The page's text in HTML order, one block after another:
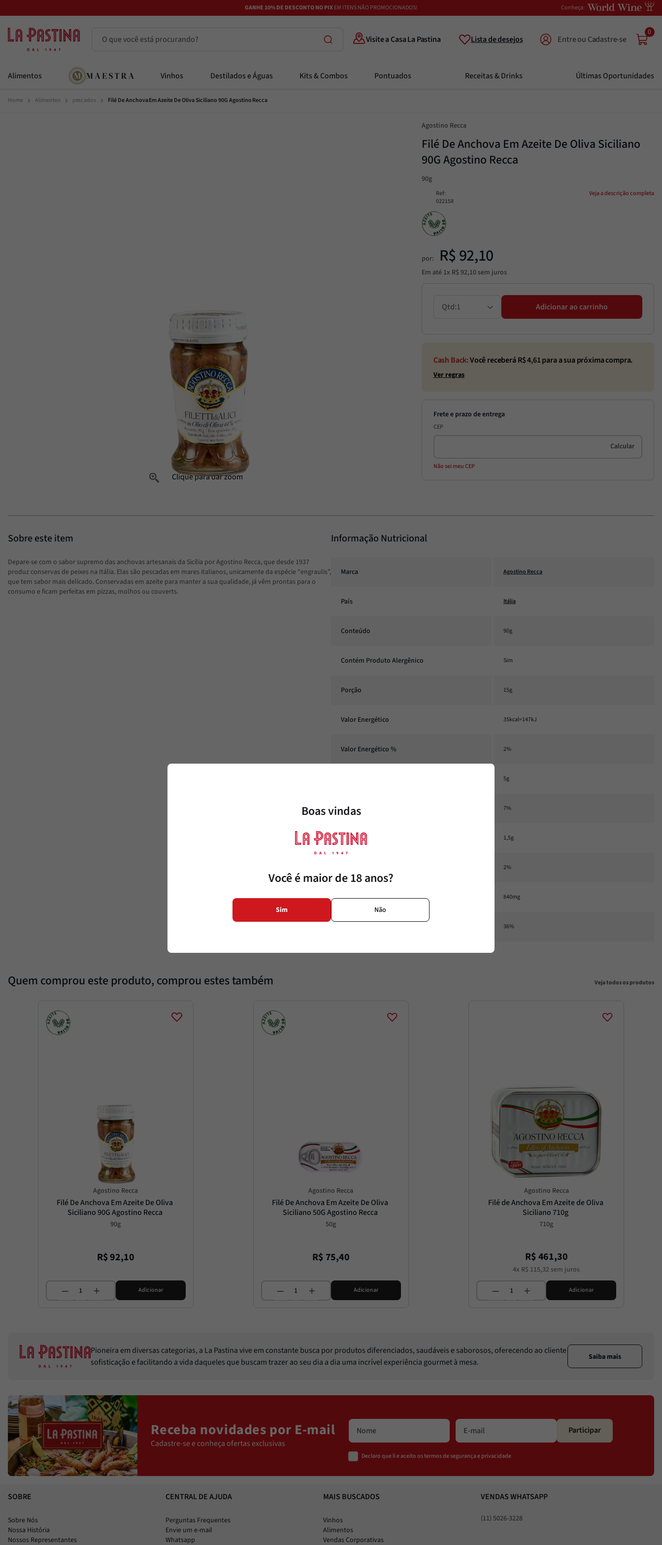
Conheça:
GANHE 10% DE DESCONTO NO PIXEM ITENS NÃO PROMOCIONADOS!
Visite a Casa La Pastina Lista de desejos
0
Alimentos Vinhos Destilados e Águas Kits & Combos Pontuados Receitas & Drinks Últimas Oportunidades
Alimentos pescados Filé De Anchova Em Azeite De Oliva Siciliano 90G Agostino Recca
Agostino Recca
Filé De Anchova Em Azeite De Oliva Siciliano
90G Agostino Recca
90g
Ref:
022158
Veja a descrição completa
por: R$92,10
Em até 1x R$ 92,10sem juros
1 Adicionar ao carrinho
Cash Back:Você receberá R$4,61para a sua próxima compra.
Ver regras
CEP
Não sei meu CEP
Depare-se com o sabor supremo das anchovas artesanais da Sicília por Agostino Recca, que desde 1937
produz conservas de peixes na Itália. Elas são pescadas em mares italianos, unicamente da espécie “engraulis”,
que tem sabor mais delicado. Conservadas em azeite para manter a sua qualidade, já vêm prontas para o
consumo e ficam perfeitas em pizzas, molhos ou couverts.
Informação Nutricional
Marca Agostino Recca
País Itália
Conteúdo 90g
Contém Produto Alergênico Sim
Porção 15g
Valor Energético 35kcal=147kJ
Valor Energético % 2%
5g
Proteínas % 7%
Gorduras Totais 1,5g
2%
Sódio 840mg
36%
Quem comprou este produto, comprou estes também Veja todos os produtos
Agostino Recca
Filé De Anchova Em Azeite De Oliva
Siciliano 90G Agostino Recca
90g
R$92,10
Adicionar
Agostino Recca
Filé De Anchova Em Azeite De Oliva
Siciliano 50G Agostino Recca
50g
R$ 75,40
Adicionar
Agostino Recca
Filé de Anchova Em Azeite de Oliva
Siciliano 710g
710g
R$461,30
4x R$ 115,32 sem juros
Adicionar
Pioneira em diversas categorias, a La Pastina vive em constante busca por produtos diferenciados, saudáveis e saborosos, oferecendo ao cliente
sofisticação e facilitando a vida daqueles que buscam trazer ao seu dia a dia uma incrível experiência gourmet à mesa.
Saiba mais
Receba novidades por E-mail
Cadastre-se e conheça ofertas exclusivas
Declaro que li e aceito os termos de segurança e privacidade
Participar
SOBRE
Sobre Nós
Nossa História
Nossos Representantes
CENTRAL DE AJUDA
Perguntas Frequentes
Envie um e-mail
Whatsapp
MAIS BUSCADOS
Vinhos
Alimentos
Vendas Corporativas
VENDAS WHATSAPP
(11) 5026-3228
Boas vindas
Você é maior de 18 anos?
Sim Não
2º Vinhos